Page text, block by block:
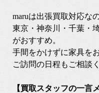
maruは出張買取対応な
東京・神奈川・千葉・
がおすすめ。
手間をかけずに家具を
ご訪問の日程もご相談
【買取スタッフの一言